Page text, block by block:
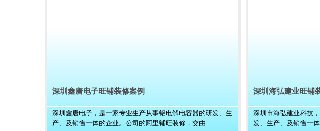
深圳鑫唐电子旺铺装修案例
深圳鑫唐电子，是一家专业生产从事铝电解电容器的研发、生
产、及销售一体的企业。公司的阿里铺旺装修，交由...
深圳海弘建业旺铺
深圳市海弘建业科技
发、生产、及销售一